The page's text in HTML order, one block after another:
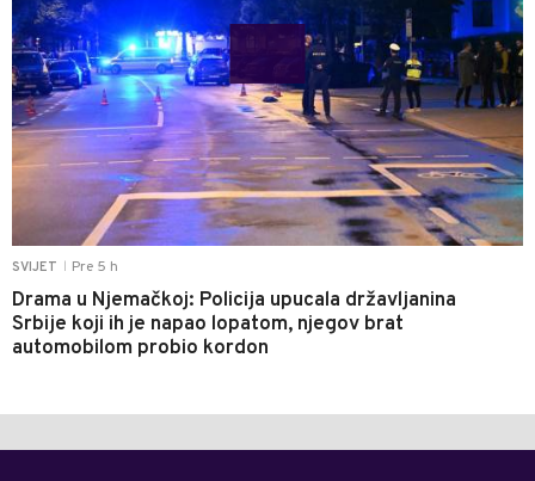
SVIJET Pre 5 h
Drama u Njemačkoj: Policija upucala državljanina
Srbije koji ih je napao lopatom, njegov brat
automobilom probio kordon